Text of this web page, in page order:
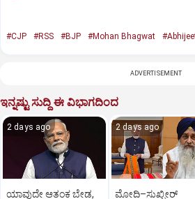
#CJP #RSS #BJP #Mohan Bhagwat
ADVERTISEMENT
ಇನ್ನಷ್ಟು ಸುದ್ದಿ ಈ ವಿಭಾಗದಿಂದ
2 days ago
ಯಾವುದೇ ಆತಂಕ ಬೇಡ,
2 days ago
ಮೋದಿ–ಸುಖ್ಬೀರ್